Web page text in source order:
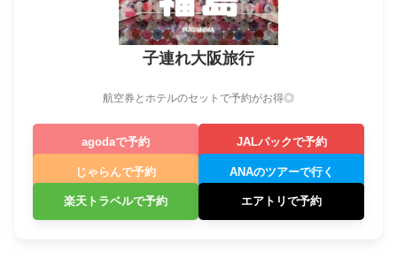
子連れ大阪旅行
航空券とホテルのセットで予約がお得◎
agodaで予約
じゃらんで予約
楽天トラベルで予約
JALパックで予約
ANAのツアーで行く
エアトリで予約